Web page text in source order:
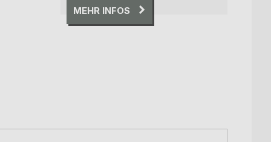
MEHR INFOS